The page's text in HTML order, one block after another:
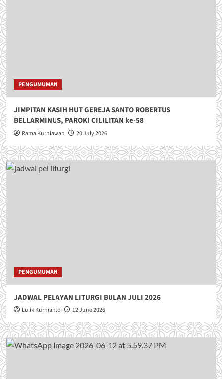
PENGUMUMAN
JIMPITAN KASIH HUT GEREJA SANTO ROBERTUS
BELLARMINUS, PAROKI CILILITAN ke-58
Rama Kurniawan 20 July 2026
PENGUMUMAN
JADWAL PELAYAN LITURGI BULAN JULI 2026
Lulik Kurnianto 12 June 2026